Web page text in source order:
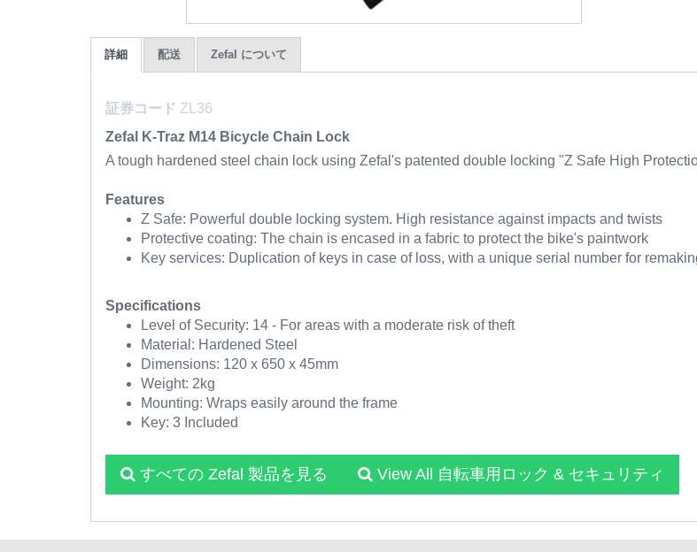
詳細 配送 Zefal について
証券コード ZL36
Zefal K-Traz M14 Bicycle Chain Lock
A tough hardened steel chain lock using Zefal's patented double locking "Z Safe High
Features
Z Safe: Powerful double locking system. High resistance against impacts and twists
Protective coating: The chain is encased in a fabric to protect the bike's paintwork
Key services: Duplication of keys in case of loss, with a unique serial number for
Specifications
Level of Security: 14 - For areas with a moderate risk of theft
Material: Hardened Steel
Dimensions: 120 x 650 x 45mm
Weight: 2kg
Mounting: Wraps easily around the frame
Key: 3 Included
すべての Zefal 製品を見る View All 自転車用ロック & セキュリティ